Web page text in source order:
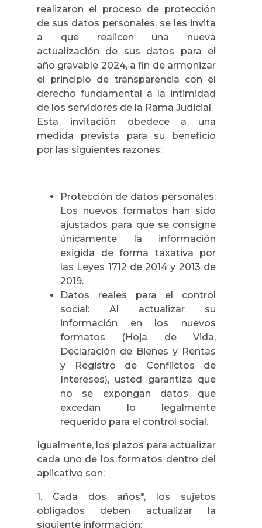
realizaron el proceso de protección
de sus datos personales, se les invita
a que realicen una nueva
actualización de sus datos para el
año gravable 2024, a fin de armonizar
el principio de transparencia con el
derecho fundamental a la intimidad
de los servidores de la Rama Judicial.
Esta invitación obedece a una
medida prevista para su beneficio
por las siguientes razones:
Protección de datos personales:
Los nuevos formatos han sido
ajustados para que se consigne
únicamente la información
exigida de forma taxativa por
las Leyes 1712 de 2014 y 2013 de
2019.
Datos reales para el control
social: Al actualizar su
información en los nuevos
formatos (Hoja de Vida,
Declaración de Bienes y Rentas
y Registro de Conflictos de
Intereses), usted garantiza que
no se expongan datos que
excedan lo legalmente
requerido para el control social.
Igualmente, los plazos para actualizar
cada uno de los formatos dentro del
aplicativo son:
1. Cada dos años*, los sujetos
obligados deben actualizar la
siguiente información: